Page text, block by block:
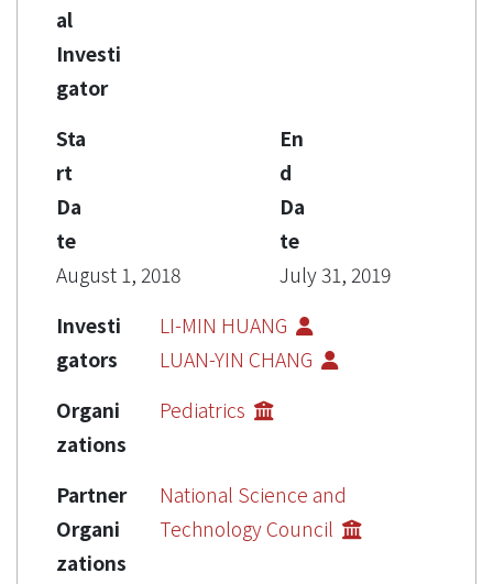
al
Investi
gator
Sta
rt
Da
te
August 1, 2018
En
d
Da
te
July 31, 2019
Investi
gators
LI-MIN HUANG
LUAN-YIN CHANG
Organi
zations
Pediatrics
Partner
Organi
zations
National Science and
Technology Council